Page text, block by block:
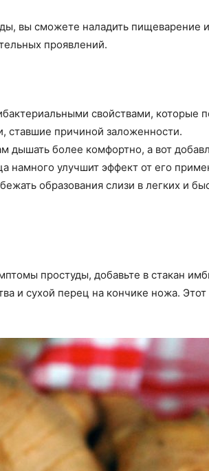
вы сможете наладить пищеварение и
проявлений.
свойствами, которые
ставшие причиной заложенности.
дышать более комфортно, а вот
намного улучшит эффект от его
образования слизи в легких и
простуды, добавьте в стакан
и сухой перец на кончике ножа. Этот